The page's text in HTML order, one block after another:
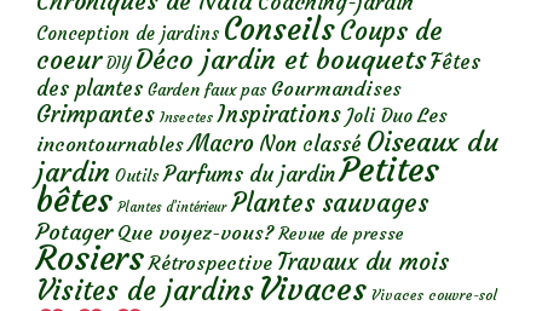
Conception de jardins ConseilsCoups de
coeur DIY Déco jardin et bouquetsFêtes
des plantes Garden faux pas Gourmandises
Grimpantes Insectes Inspirations Joli Duo Les
incontournables Macro Non classé Oiseaux du
jardin Outils Parfums du jardinPetites
bêtes Plantes d’intérieur Plantes sauvages
Potager Que voyez-vous? Revue de presse
Rosiers Rétrospective Travaux du mois
Visites de jardins Vivaces Vivaces couvre-sol